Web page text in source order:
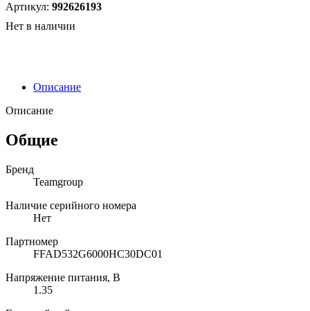
Артикул: 992626193
Нет в наличии
Описание
Описание
Общие
Бренд
Teamgroup
Наличие серийного номера
Нет
Партномер
FFAD532G6000HC30DC01
Напряжение питания, В
1.35